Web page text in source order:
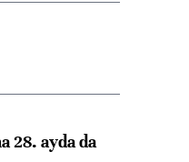
28. ayda da